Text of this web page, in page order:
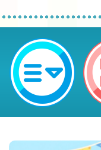
轉知石門國
畫」帶式橄
學